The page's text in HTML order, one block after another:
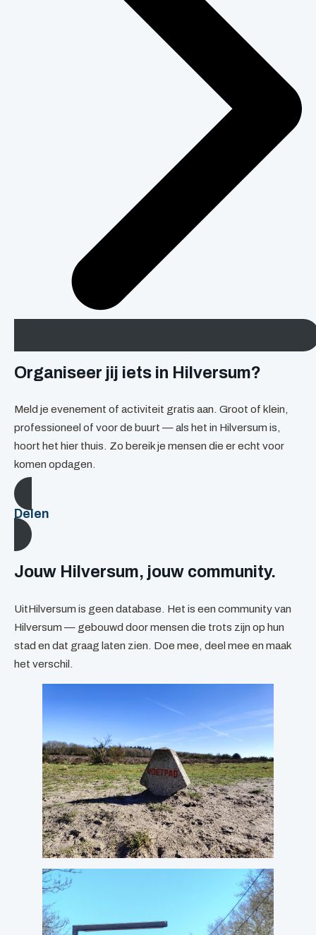
Organiseer jij iets in Hilversum?
Meld je evenement of activiteit gratis aan. Groot of klein,
professioneel of voor de buurt — als het in Hilversum is,
hoort het hier thuis. Zo bereik je mensen die er echt voor
komen opdagen.
Delen
Jouw Hilversum, jouw community.
UitHilversum is geen database. Het is een community van
Hilversum — gebouwd door mensen die trots zijn op hun
stad en dat graag laten zien. Doe mee, deel mee en maak
het verschil.